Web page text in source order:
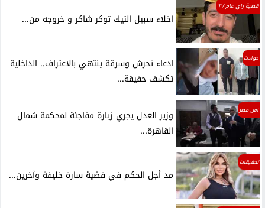
قضية راي عام TV
اخلاء سبيل التيك توكر شاكر و خروجه من...
حوادث
ادعاء تحرش وسرقة ينتهي بالاعتراف.. الداخلية
تكشف حقيقة...
امن مصر
وزير العدل يجري زيارة مفاجئة لمحكمة شمال
القاهرة...
تحقيقات
مد أجل الحكم في قضية سارة خليفة وآخرين...